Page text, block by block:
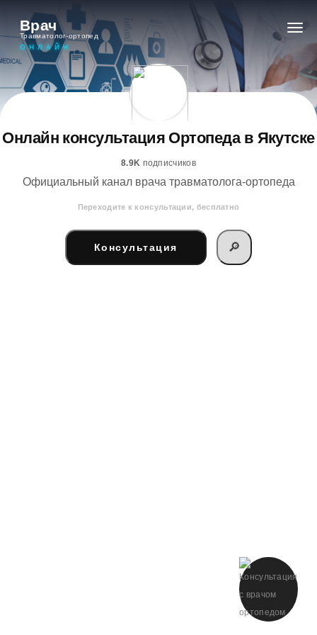
Врач
Травматолог-ортопед
ОНЛАЙН
Онлайн консультация Ортопеда в Якутске
8.9K подписчиков
Официальный канал врача травматолога-ортопеда
Переходите к консультации, бесплатно
Консультация 🔎